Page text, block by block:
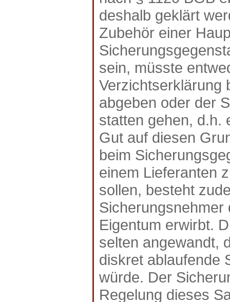
deshalb geklärt
Zubehör einer
sein, müsste
Verzichtserklärung
abgeben oder der
statten gehen, d.h.
Gut auf diesen
beim
einem Lieferanten
sollen, besteht
Sicherungsnehmer
Eigentum erwirbt.
selten angewandt,
diskret ablaufende
würde. Der
Regelung dieses